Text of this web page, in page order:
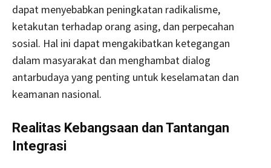
dapat menyebabkan peningkatan radikalisme,
ketakutan terhadap orang asing, dan perpecahan
sosial. Hal ini dapat mengakibatkan ketegangan
dalam masyarakat dan menghambat dialog
antarbudaya yang penting untuk keselamatan dan
keamanan nasional.
Realitas Kebangsaan dan Tantangan
Integrasi